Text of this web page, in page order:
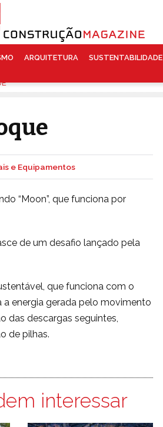
ARQUITETURA
SUSTENTABILIDADE
e Equipamentos
“Moon”, que funciona por
de um desafio lançado pela
que funciona com o
a energia gerada pelo movimento
das descargas seguintes,
de pilhas.
interessar